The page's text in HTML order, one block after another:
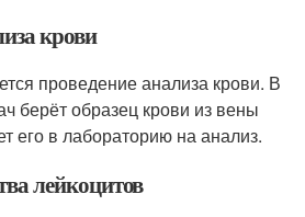
крови
проведение анализа крови. В
берёт образец крови из вены
его в лабораторию на анализ.
лейкоцитов